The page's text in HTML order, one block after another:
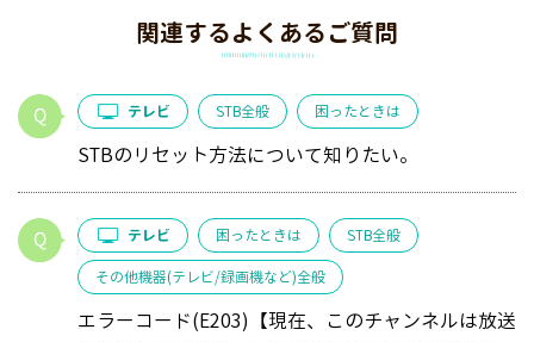
関連するよくあるご質問
テレビ STB全般 困ったときは
STBのリセット方法について知りたい。
テレビ 困ったときは STB全般
その他機器(テレビ/録画機など)全般
エラーコード(E203)【現在、このチャンネルは放送